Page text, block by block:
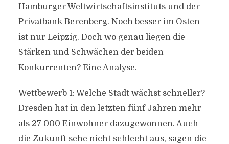
Hamburger Weltwirtschaftsinstituts und der
Privatbank Berenberg. Noch besser im Osten
ist nur Leipzig. Doch wo genau liegen die
Stärken und Schwächen der beiden
Konkurrenten? Eine Analyse.
Wettbewerb 1: Welche Stadt wächst schneller?
Dresden hat in den letzten fünf Jahren mehr
als 27 000 Einwohner dazugewonnen. Auch
die Zukunft sehe nicht schlecht aus, sagen die